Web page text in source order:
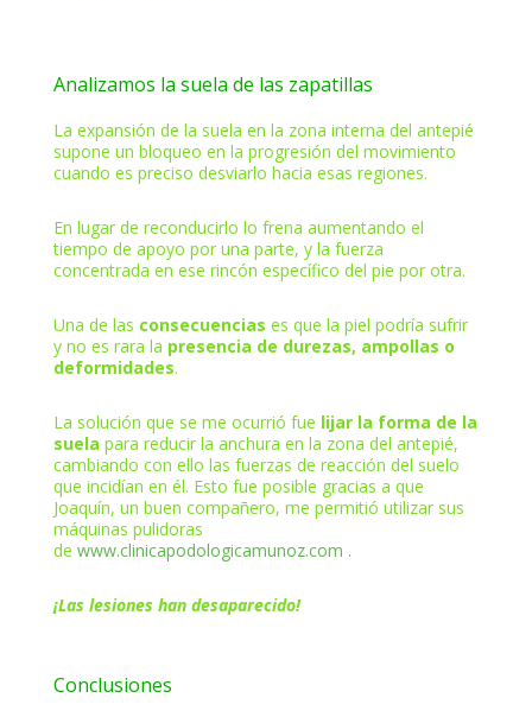
Analizamos la suela de las zapatillas
La expansión de la suela en la zona interna del antepié
supone un bloqueo en la progresión del movimiento
cuando es preciso desviarlo hacia esas regiones.
En lugar de reconducirlo lo frena aumentando el
tiempo de apoyo por una parte, y la fuerza
concentrada en ese rincón específico del pie por otra.
Una de las consecuencias es que la piel podría sufrir
y no es rara la presencia de durezas, ampollas o
deformidades.
La solución que se me ocurrió fue lijar la forma de la
suela para reducir la anchura en la zona del antepié,
cambiando con ello las fuerzas de reacción del suelo
que incidían en él. Esto fue posible gracias a que
Joaquín, un buen compañero, me permitió utilizar sus
máquinas pulidoras
de www.clinicapodologicamunoz.com .
¡Las lesiones han desaparecido!
Conclusiones